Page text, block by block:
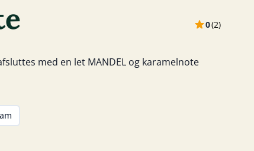
0(2)
med en let MANDEL og karamelnote